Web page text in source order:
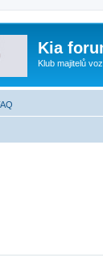
Kia
Klub majitelů